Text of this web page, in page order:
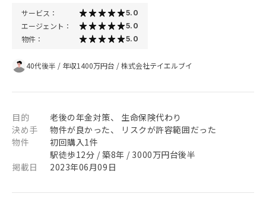
サービス： 5.0
エージェント： 5.0
物件： 5.0
40代後半 / 年収1400万円台 /株式会社テイエルブイ
目的
老後の年金対策、 生命保険代わり
決め手
物件が良かった、 リスクが許容範囲だった
物件
初回購入1件
駅徒歩12分 / 築8年 / 3000万円台後半
掲載日
2023年06月09日